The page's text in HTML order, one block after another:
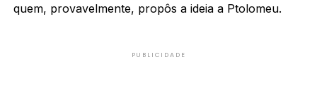
quem, provavelmente, propôs a ideia a Ptolomeu.
PUBLICIDADE